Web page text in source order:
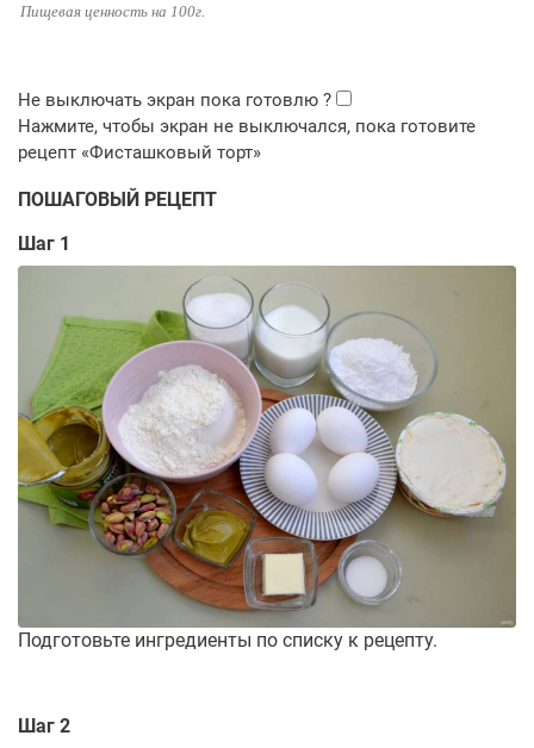
Пищевая ценность на 100г.
ПОШАГОВЫЙ РЕЦЕПТ
Шаг 1
Подготовьте ингредиенты по списку к рецепту.
Шаг 2